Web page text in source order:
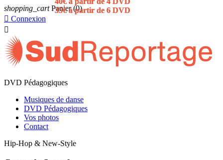
shopping_cart Panier (0)
 Connexion

DVD Pédagogiques
Musiques de danse
DVD Pédagogiques
Vos photos
Contact
Hip-Hop & New-Style
35€ à partir de 6 DVD
35€ à partir de 6 DVD